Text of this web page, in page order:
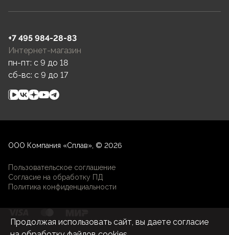
+7 495 984-28-83
Интернет-магазин
пн-пт: c 9 до 18
сб-вс: c 9 до 17
ООО Компания «Сплав», © 2026
Пользовательское соглашение
Согласие на обработку ПД
Политика конфиденциальности
Продолжая использовать сайт, вы даете согласие